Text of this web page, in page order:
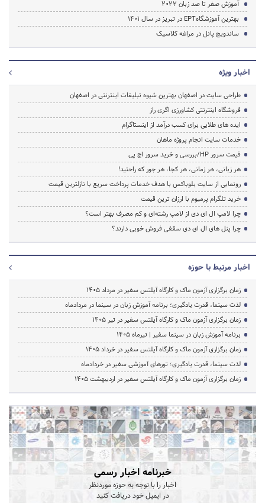
آموزش صفر تا صد زبان 2022
بهترین آموزشگاهEPT در تبریز در سال 1401
ساندویچ پانل در مراغه کلاسیک
اخبار ویژه
طراحی سایت در اصفهان بهترین شیوه تبلیغات اینترنتی در اصفهان
فروشگاه اینترنتی کشاورزی اگری راز
ایده های طلایی برای کسب درآمد از اینستاگرام
خدمات سایت انجام پروژه ماهان
قیمت سرور HP/بررسی و خرید سرور اچ پی
هر زبانی، هر زمانی، هر کجا، هر جور که راحتید!
رونمایی از سایت بلوباکس با هدف خدمات پرداخت سریع با نازلترین قیمت
خرید تلگرام پرمیوم با ارزان ترین قیمت
چرا لامپ ال ای دی از لامپ رشته‌ای و کم مصرف بهتر است؟
چرا پنل های ال ای دی سقفی فروش خوبی دارند؟
اخبار مرتبط با حوزه
زمان برگزاری آزمون ماک و کارگاه آیلتس سفیر در مرداد 1405
لذت سینما، قدرت یادگیری؛ برنامه آموزش زبان در سینما در مردادماه
زمان برگزاری آزمون ماک و کارگاه آیلتس سفیر در تیر 1405
برنامه آموزش زبان در سینما سفیر | تیرماه ۱۴۰۵
زمان برگزاری آزمون ماک و کارگاه آیلتس سفیر در خرداد 1405
لذت سینما، قدرت یادگیری؛ تورهای آموزشی سفیر در خردادماه
زمان برگزاری آزمون ماک و کارگاه آیلتس سفیر در اردیبهشت 1405
خبرنامه اخبار رسمی
اخبار را با توجه به حوزه موردنظر
در ایمیل خود دریافت کنید